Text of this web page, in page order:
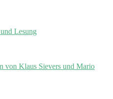
Lesung
von Klaus Sievers und Mario